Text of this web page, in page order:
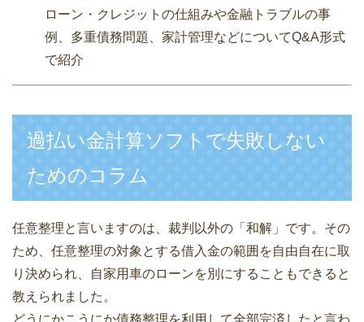
ローン・クレジットの仕組みや金融トラブルの事
例、多重債務問題、家計管理などについてQ&A形式
で紹介
過払い金計算ソフトで失敗しない
ためのコラム
任意整理と言いますのは、裁判以外の「和解」です。その
ため、任意整理の対象とする借入金の範囲を自由自在に取
り決められ、自家用車のローンを別にすることもできると
教えられました。